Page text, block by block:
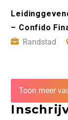
– Confido
Randstad
Toon meer